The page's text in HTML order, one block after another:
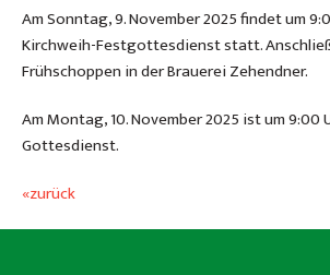
Am Sonntag, 9. November 2025 findet um
Kirchweih-Festgottesdienst statt.
Frühschoppen in der Brauerei Zehendner.
Am Montag, 10. November 2025 ist um 9:00
Gottesdienst.
«zurück